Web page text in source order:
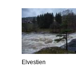
Elvestien